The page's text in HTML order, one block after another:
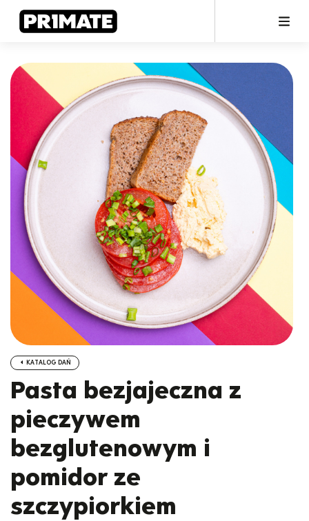
KATALOG DAŃ
Pasta bezjajeczna z
pieczywem
bezglutenowym i
pomidor ze
szczypiorkiem